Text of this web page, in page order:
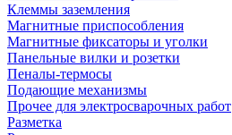
Клеммы заземления
Магнитные приспособления
Магнитные фиксаторы и уголки
Панельные вилки и розетки
Пеналы-термосы
Подающие механизмы
Прочее для электросварочных работ
Разметка